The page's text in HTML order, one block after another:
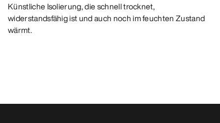
Künstliche Isolierung, die schnell trocknet,
widerstandsfähig ist und auch noch im feuchten Zustand
wärmt.